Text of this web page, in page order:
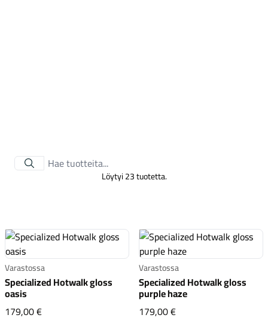
Renkaat
Löytyi 23 tuotetta.
Varastossa
Specialized Hotwalk gloss
oasis
179,00 €Specialized Hotwalk gloss oasis
Varastossa
Specialized Hotwalk gloss
purple haze
179,00 €Specialized Hotwalk